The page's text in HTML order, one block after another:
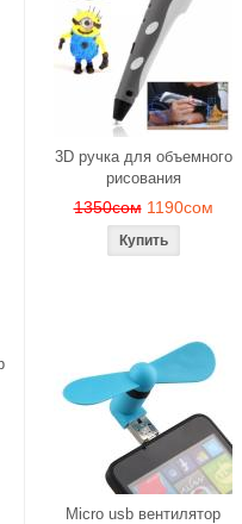
3D ручка для объемного
рисования
1350сом 1190сом
Micro usb вентилятор